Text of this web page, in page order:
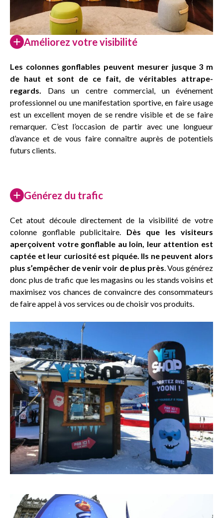
Améliorez votre visibilité
Les colonnes gonflables peuvent mesurer jusque 3 m
de haut et sont de ce fait, de véritables attrape-
regards. Dans un centre commercial, un événement
professionnel ou une manifestation sportive, en faire usage
est un excellent moyen de se rendre visible et de se faire
remarquer. C’est l’occasion de partir avec une longueur
d’avance et de vous faire connaître auprès de potentiels
futurs clients.
Générez du trafic
Cet atout découle directement de la visibilité de votre
colonne gonflable publicitaire. Dès que les visiteurs
aperçoivent votre gonflable au loin, leur attention est
captée et leur curiosité est piquée. Ils ne peuvent alors
plus s’empêcher de venir voir de plus près. Vous générez
donc plus de trafic que les magasins ou les stands voisins et
maximisez vos chances de convaincre des consommateurs
de faire appel à vos services ou de choisir vos produits.